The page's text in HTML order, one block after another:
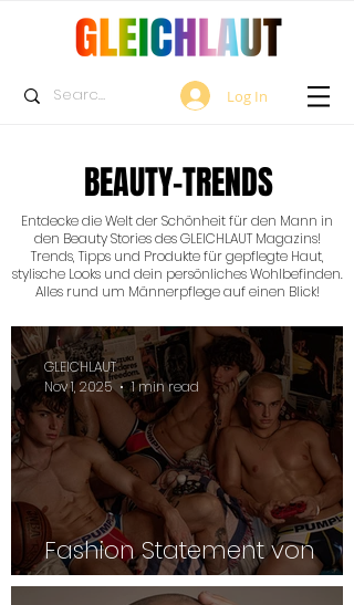
Log In
BEAUTY-TRENDS
Entdecke die Welt der Schönheit für den Mann in
den Beauty Stories des GLEICHLAUT Magazins!
Trends, Tipps und Produkte für gepflegte Haut,
stylische Looks und dein persönliches Wohlbefinden.
Alles rund um Männerpflege auf einen Blick!
Fashion Statement von
PUMP! im November
GLEICHLAUT
Nov 1, 2025
1 min read